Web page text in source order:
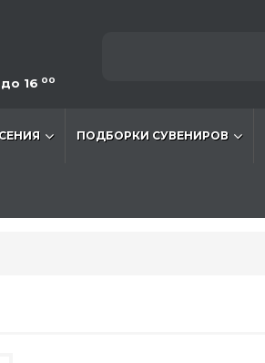
до 16 00
ПОДБОРКИ СУВЕНИРОВ